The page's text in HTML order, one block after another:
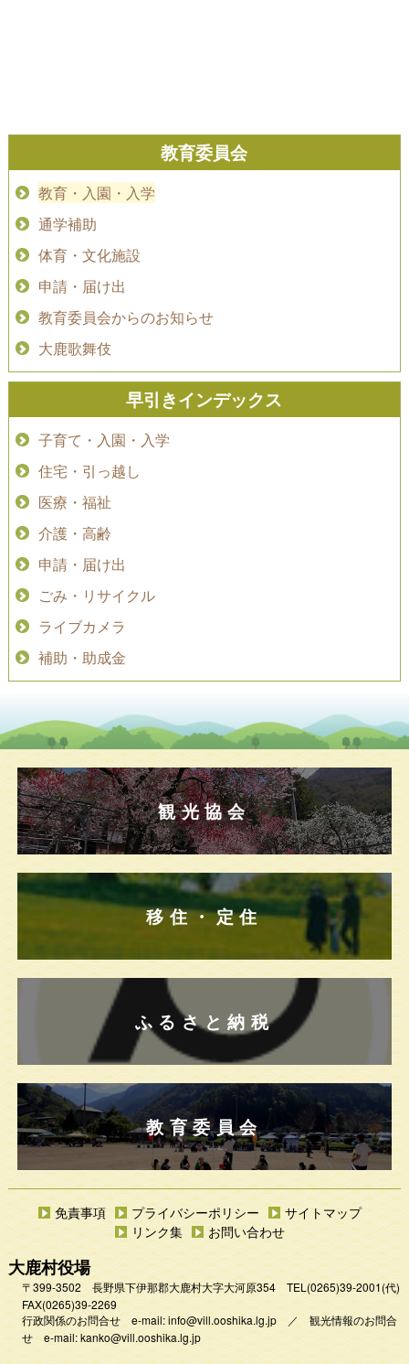
教育委員会
教育・入園・入学
通学補助
体育・文化施設
申請・届け出
教育委員会からのお知らせ
大鹿歌舞伎
早引きインデックス
子育て・入園・入学
住宅・引っ越し
医療・福祉
介護・高齢
申請・届け出
ごみ・リサイクル
ライブカメラ
補助・助成金
観光協会
移住・定住
ふるさと納税
教育委員会
免責事項 プライバシーポリシー
サイトマップ
リンク集
お問い合わせ
大鹿村役場
〒399-3502 長野県下伊那郡大鹿村大字大河原354 TEL (0265)39-2001(代)
FAX(0265)39-2269
行政関係のお問合せ e-mail:info@vill.ooshika.lg.jp／ 観光情報のお問合
せ e-mail:kanko@vill.ooshika.lg.jp